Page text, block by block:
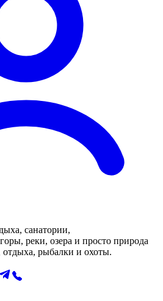
санатории,
реки, озера и просто природа
рыбалки и охоты.